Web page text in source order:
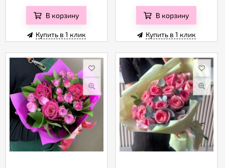
В корзину
Купить в 1 клик
В корзину
Купить в 1 клик